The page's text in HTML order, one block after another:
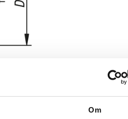
Om